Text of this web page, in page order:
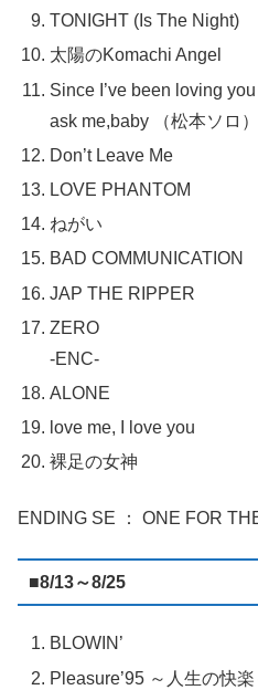
TONIGHT (Is The Night)
太陽のKomachi Angel
Since I’ve been loving
ask me,baby （松本ソロ）
Don’t Leave Me
LOVE PHANTOM
ねがい
BAD COMMUNICATION
JAP THE RIPPER
ZERO
-ENC-
ALONE
love me, I love you
裸足の女神
ENDING SE ： ONE FOR
■8/13～8/25
BLOWIN’
Pleasure’95 ～人生の快楽